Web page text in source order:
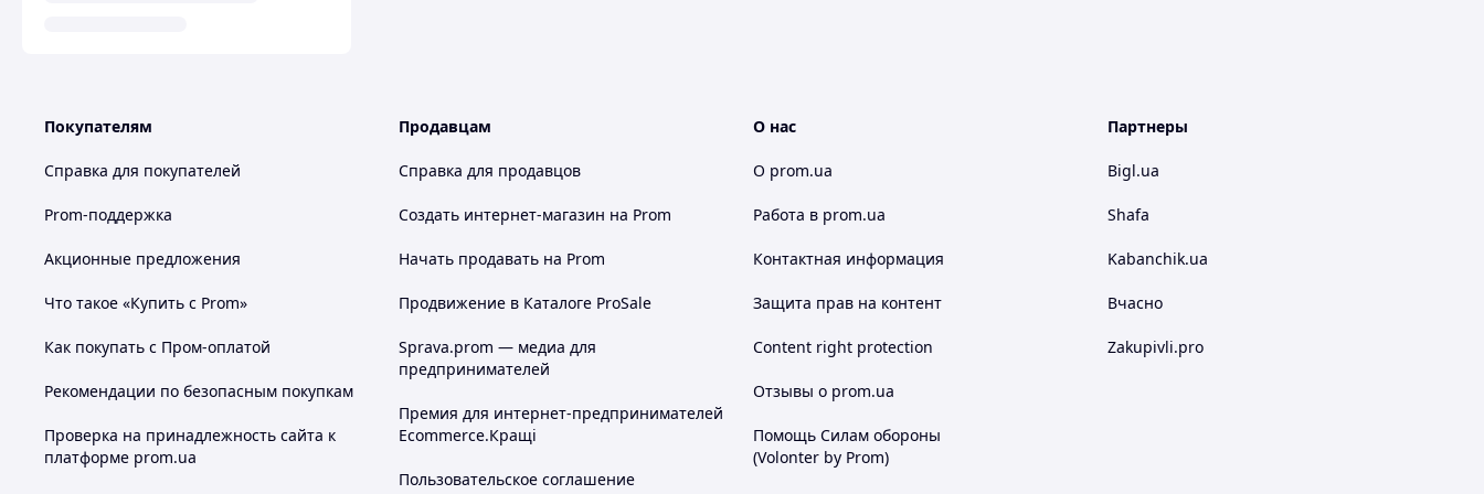
Покупателям
Справка для покупателей
Prom-поддержка
Акционные предложения
Что такое «Купить с Prom»
Как покупать с Пром-оплатой
Рекомендации по безопасным покупкам
Проверка на принадлежность сайта к
платформе prom.ua
Продавцам
Справка для продавцов
Создать интернет-магазин на Prom
Начать продавать на Prom
Продвижение в Каталоге ProSale
Sprava.prom — медиа для
предпринимателей
Премия для интернет-предпринимателей
Ecommerce.Кращі
Пользовательское соглашение
О нас
О prom.ua
Работа в prom.ua
Контактная информация
Защита прав на контент
Content right protection
Отзывы о prom.ua
Помощь Силам обороны
(Volonter by Prom)
Партнеры
Bigl.ua
Shafa
Kabanchik.ua
Вчасно
Zakupivli.pro